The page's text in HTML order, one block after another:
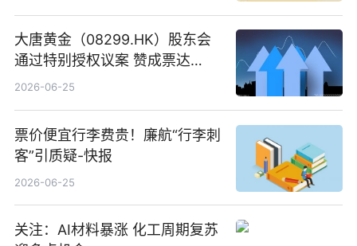
大唐黄金（08299.HK）股东会
通过特别授权议案 赞成票达
100%_新动态
2026-06-25
票价便宜行李费贵！廉航“行李刺
客”引质疑-快报
2026-06-25
关注：AI材料暴涨 化工周期复苏